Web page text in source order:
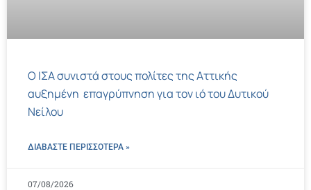
Ο ΙΣΑ συνιστά στους πολίτες της Αττικής
αυξημένη επαγρύπνηση για τον ιό του Δυτικού
Νείλου
ΔΙΑΒΑΣΤΕ ΠΕΡΙΣΣΌΤΕΡΑ »
07/08/2026